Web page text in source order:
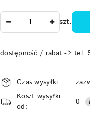
szt.
dostępność / rabat -> tel.
Dostępność
i
dostawa
Czas wysyłki:
Koszt wysyłki
od:
0